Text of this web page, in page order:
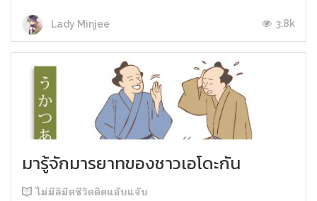
Lady Minjee 3.8k
มารู้จักมารยาทของชาวเอโดะกัน
ไม่มีลิมิตชีวิตติดแอ๊บแจ๊บ